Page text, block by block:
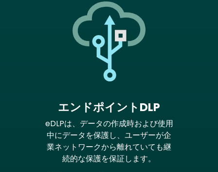
エンドポイントDLP
eDLPは、データの作成時および使用
中にデータを保護し、ユーザーが企
業ネットワークから離れていても継
続的な保護を保証します。